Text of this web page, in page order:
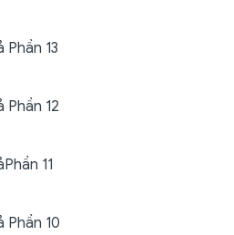
Phần 13
Phần 12
11
Phần 10